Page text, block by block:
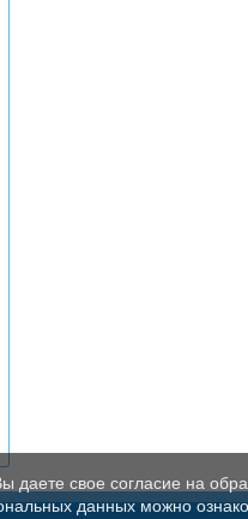
даете свое согласие на
данных можно